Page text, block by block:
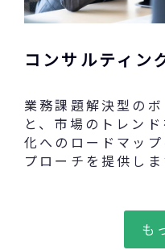
コンサルティン
業務課題解決型の
と、市場のトレン
化へのロードマッ
プローチを提供しま
も